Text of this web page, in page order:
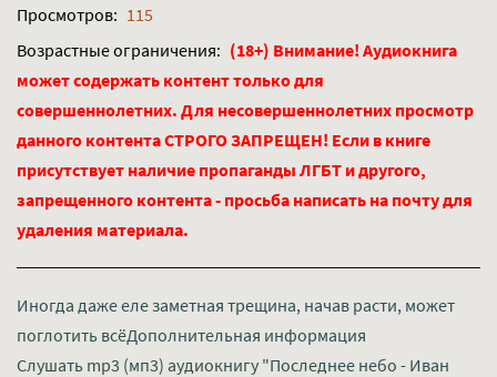
Просмотров: 115
Возрастные ограничения: (18+) Внимание! Аудиокнига
может содержать контент только для
совершеннолетних. Для несовершеннолетних просмотр
данного контента СТРОГО ЗАПРЕЩЕН! Если в книге
присутствует наличие пропаганды ЛГБТ и другого,
запрещенного контента - просьба написать на почту для
удаления материала.
Иногда даже еле заметная трещина, начав расти, может
поглотить всёДополнительная информация
Слушать mp3 (мп3) аудиокнигу "Последнее небо - Иван